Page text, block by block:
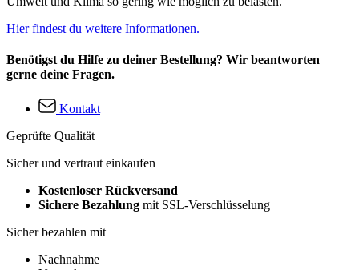
Hier findest du weitere Informationen.
Benötigst du Hilfe zu deiner Bestellung? Wir beantworten
gerne deine Fragen.
Kontakt
Geprüfte Qualität
Sicher und vertraut einkaufen
Kostenloser Rückversand
Sichere Bezahlung mit SSL-Verschlüsselung
Sicher bezahlen mit
Nachnahme